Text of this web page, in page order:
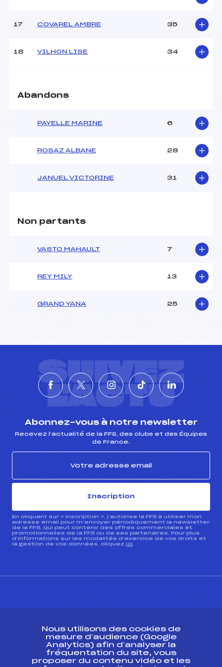
17 COVAREL AMBRE 35
18 VILHON LISE 34
Abandons
PAYELLE MARINE 6
ROSAZ ALBANE 28
JANUEL VICTORINE 31
Non partants
VASTO MAHAULT 7
REY MILY 13
GRAND YANA 25
SUIVEZ
L'ACTU
Abonnez-vous à notre newsletter
Recevez l’actualité de la FFS, des clubs et des Équipes
de France.
Inscription
En cliquant sur « inscription », j’autorise la FFS à utiliser mon
adresse email pour m’envoyer périodiquement la newsletter
de la FFS, qui peut contenir des offres commerciales et
promotionnelles de la FFS ou de ses partenaires. Pour plus
d’informations sur les modalités d’exercice de vos droits et
la gestion de vos données, cliquez ici
Ressources
Nous utilisons des cookies de
mesure d’audience (Google
Analytics) afin d’analyser la
fréquentation du site, vous
proposer du contenu vidéo et les